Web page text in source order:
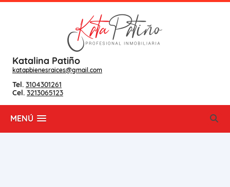
Katalina Patiño
katapbienesraices@gmail.com
Tel. 3104301261
Cel. 3213065123
MENÚ